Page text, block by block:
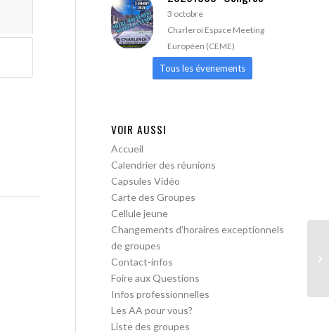
3 octobre
Charleroi Espace Meeting
Européen (CEME)
Tous les évenements
VOIR AUSSI
Accueil
Calendrier des réunions
Capsules Vidéo
Carte des Groupes
Cellule jeune
Changements d’horaires exceptionnels
de groupes
Contact-infos
Foire aux Questions
Infos professionnelles
Les AA pour vous?
Liste des groupes